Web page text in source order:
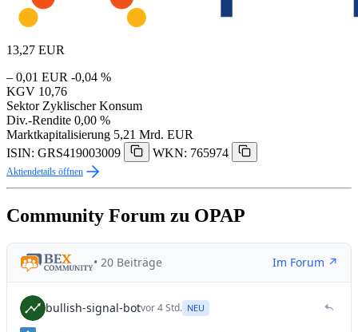
13,27 EUR
– 0,01 EUR -0,04 %
KGV 10,76
Sektor Zyklischer Konsum
Div.-Rendite 0,00 %
Marktkapitalisierung 5,21 Mrd. EUR
ISIN: GRS419003009
WKN: 765974
Aktiendetails öffnen
Community Forum zu OPAP